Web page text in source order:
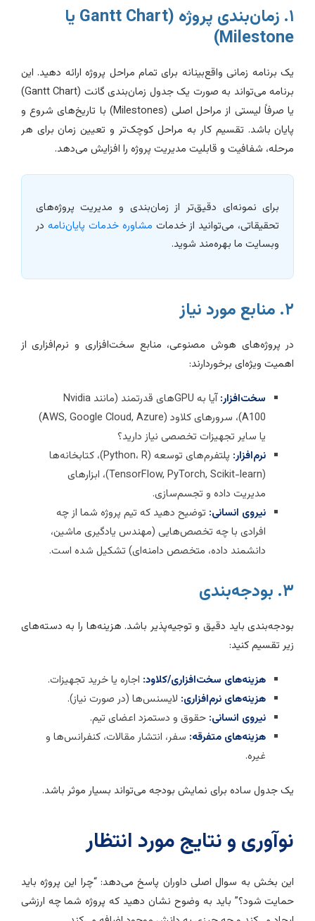
۱. زمان‌بندی پروژه (Gantt Chart یا
برنامه زمانی واقع‌بینانه برای تمام مراحل پروژه ارائه دهید. این
برنامه می‌تواند به صورت یک جدول زمان‌بندی گانت (Gantt Chart)
یا صرفاً لیستی از مراحل اصلی (Milestones) با تاریخ‌های شروع و
باشد. تقسیم کار به مراحل کوچک‌تر و تعیین زمان برای هر
شفافیت و قابلیت مدیریت پروژه را افزایش می‌دهد.
برای نمونه‌ای دقیق‌تر از زمان‌بندی و مدیریت پروژه‌های
تحقیقاتی، می‌توانید از خدماتمشاوره خدمات پایان‌نامهدر
وبسایت ما بهره‌مند شوید.
پروژه‌های هوش مصنوعی، منابع سخت‌افزاری و نرم‌افزاری از
ویژه‌ای برخوردارند:
سخت‌افزار:
آیا به GPUهای قدرتمند (مانند Nvidia
A100)، سرورهای کلاود (AWS, Google Cloud, Azure)
یا سایر تجهیزات تخصصی نیاز دارید؟
نرم‌افزار:
پلتفرم‌های توسعه (Python، R)، کتابخانه‌ها
(TensorFlow, PyTorch, Scikit-learn)، ابزارهای
مدیریت داده و تجسم‌سازی.
نیروی انسانی:توضیح دهید که تیم پروژه شما از چه
افرادی با چه تخصص‌هایی (مهندس یادگیری ماشین،
دانشمند داده، متخصص دامنه‌ای) تشکیل شده است.
باید دقیق و توجیه‌پذیر باشد. هزینه‌ها را به دسته‌های
تقسیم کنید:
هزینه‌های سخت‌افزاری/کلاود:اجاره یا خرید تجهیزات.
هزینه‌های نرم‌افزاری:لایسنس‌ها (در صورت نیاز).
نیروی انسانی:حقوق و دستمزد اعضای تیم.
هزینه‌های متفرقه:سفر، انتشار مقالات، کنفرانس‌ها و
جدول ساده برای نمایش بودجه می‌تواند بسیار موثر باشد.
و نتایج مورد انتظار
بخش به سوال اصلی داوران پاسخ می‌دهد: “چرا این پروژه باید
شود؟” باید به وضوح نشان دهید که پروژه شما چه ارزشی